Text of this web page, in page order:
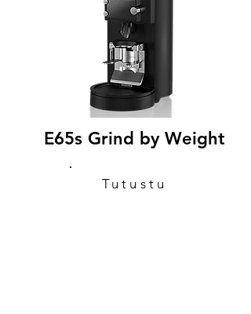
E65s Grind by Weight
Tutustu